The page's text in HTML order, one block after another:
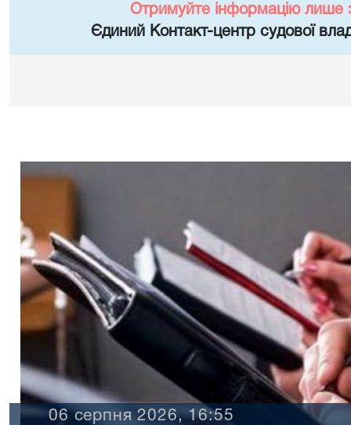
Отримуйте інформацію лише
Єдиний Контакт-центр судової
06 серпня 2026, 16:55